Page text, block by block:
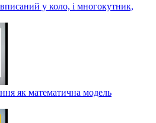
у коло, і многокутник,
як математична модель